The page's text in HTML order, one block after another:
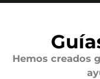
Hemos creados